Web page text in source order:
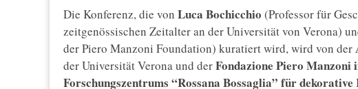
Die Konferenz, die von Luca Bochicchio (Professor für
zeitgenössischen Zeitalter an der Universität von Verona)
der Piero Manzoni Foundation) kuratiert wird, wird von der
der Universität Verona und derFondazione Piero Manzoni
Forschungszentrums “Rossana Bossaglia” für